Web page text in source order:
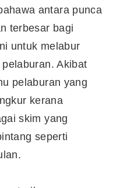
antara punca
terbesar bagi
untuk melabur
Akibat
pelaburan yang
kerana
skim yang
seperti